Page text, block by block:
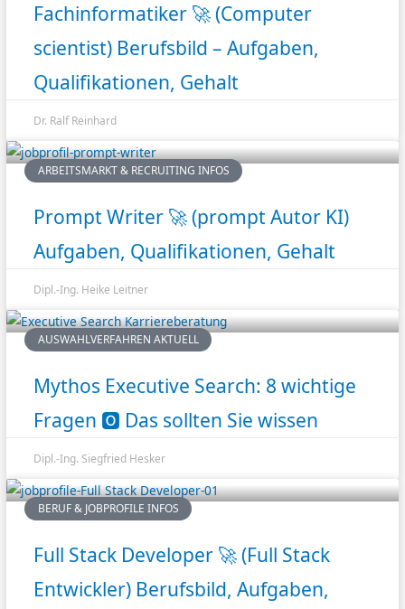
Fachinformatiker 🚀 (Computer
scientist) Berufsbild – Aufgaben,
Qualifikationen, Gehalt
Dr. Ralf Reinhard
ARBEITSMARKT & RECRUITING INFOS
Prompt Writer 🚀 (prompt Autor KI)
Aufgaben, Qualifikationen, Gehalt
Dipl.-Ing. Heike Leitner
AUSWAHLVERFAHREN AKTUELL
Mythos Executive Search: 8 wichtige
Fragen 🅾️ Das sollten Sie wissen
Dipl.-Ing. Siegfried Hesker
BERUF & JOBPROFILE INFOS
Full Stack Developer 🚀 (Full Stack
Entwickler) Berufsbild, Aufgaben,